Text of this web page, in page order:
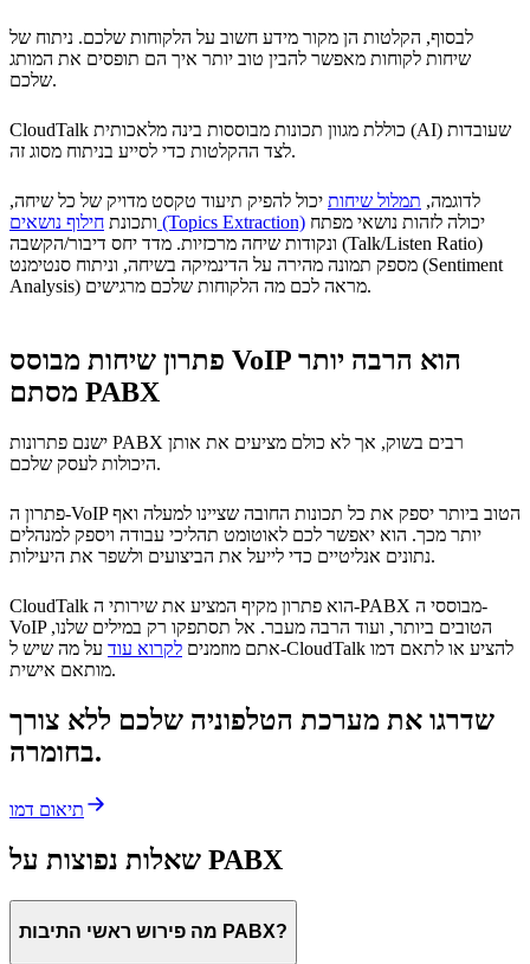
לבסוף, הקלטות הן מקור מידע חשוב על הלקוחות שלכם. ניתוח של
שיחות לקוחות מאפשר להבין טוב יותר איך הם תופסים את המותג
שלכם.
CloudTalk כוללת מגוון תכונות מבוססות בינה מלאכותית (AI) שעובדות
לצד ההקלטות כדי לסייע בניתוח מסוג זה.
לדוגמה, תמלול שיחות יכול להפיק תיעוד טקסט מדויק של כל שיחה,
ותכונת חילוף נושאים (Topics Extraction)
ונקודות שיחה מרכזיות. מדד יחס דיבור/הקשבה (Talk/Listen Ratio)
מספק תמונה מהירה על הדינמיקה בשיחה, וניתוח סנטימנט (Sentiment
Analysis) מראה לכם מה הלקוחות שלכם מרגישים.
פתרון שיחות מבוסס VoIP הוא הרבה יותר
מסתם PABX
ישנם פתרונות PABX רבים בשוק, אך לא כולם מציעים את אותן
היכולות לעסק שלכם.
פתרון ה-VoIP הטוב ביותר יספק את כל תכונות החובה שציינו למעלה ואף
יותר מכך. הוא יאפשר לכם לאוטומט תהליכי עבודה ויספק למנהלים
נתונים אנליטיים כדי לייעל את הביצועים ולשפר את היעילות.
CloudTalk הוא פתרון מקיף המציע את שירותי ה-PABX מבוססי ה-
VoIP הטובים ביותר, ועוד הרבה מעבר. אל תסתפקו רק במילים שלנו,
אתם מוזמנים לקרוא עוד על מה שיש ל-CloudTalk להציע או לתאם דמו
מותאם אישית.
שדרגו את מערכת הטלפוניה שלכם ללא צורך
בחומרה.
תיאום דמו
שאלות נפוצות על PABX
מה פירוש ראשי התיבות PABX?